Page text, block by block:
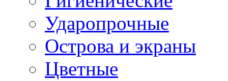
Ударопрочные
Острова и экраны
Цветные